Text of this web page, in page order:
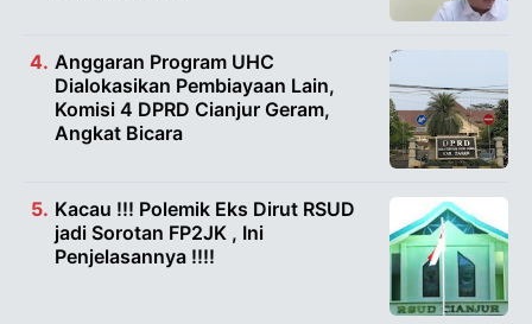
Anggaran Program UHC
Dialokasikan Pembiayaan Lain,
Komisi 4 DPRD Cianjur Geram,
Angkat Bicara
Kacau !!! Polemik Eks Dirut RSUD
jadi Sorotan FP2JK , Ini
Penjelasannya !!!!